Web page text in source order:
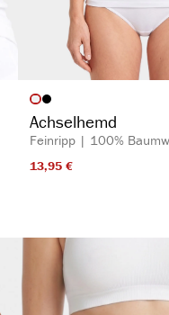
Artikelfarbe
Achselhemd
Feinripp | 100%
13,95 €​